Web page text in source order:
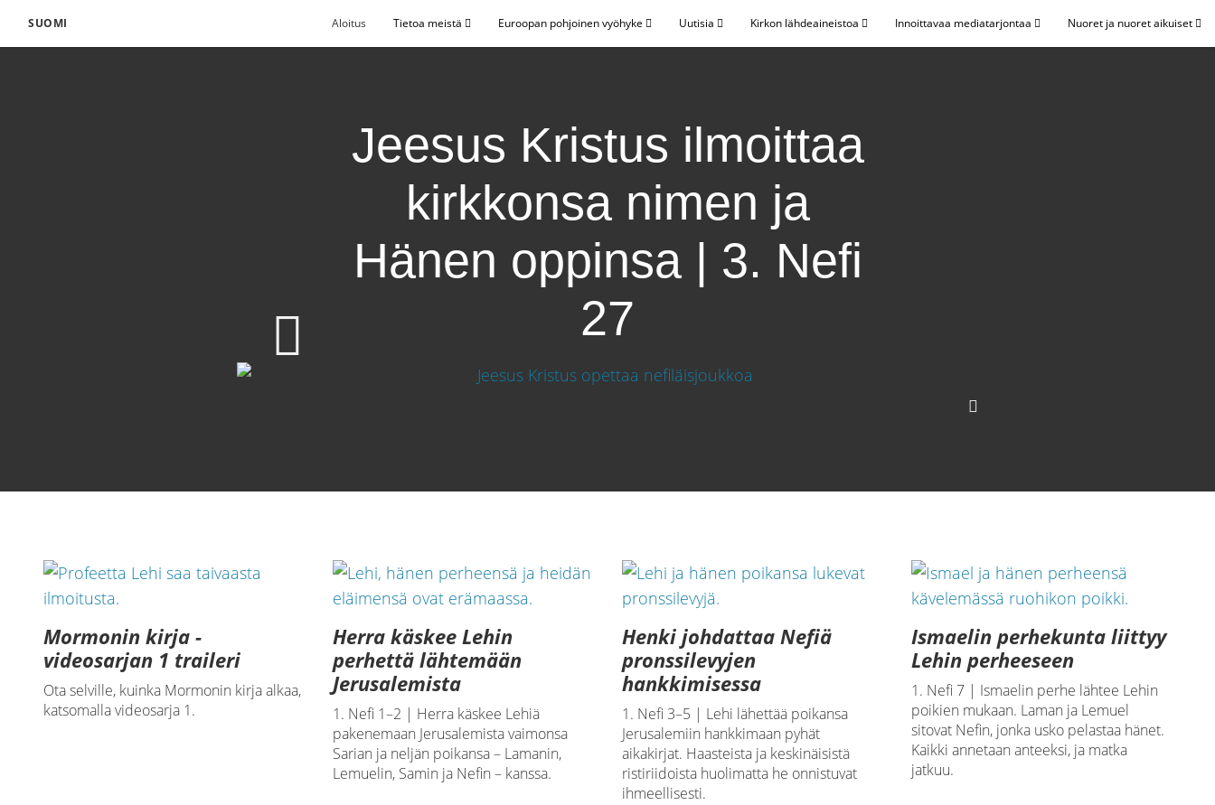
SUOMI Aloitus Tietoa meistä Euroopan pohjoinen vyöhyke Uutisia Kirkon lähdeaineistoa Innoittavaa mediatarjontaa Nuoret ja nuoret aikuiset
Jeesus Kristus ilmoittaa
kirkkonsa nimen ja
Hänen oppinsa | 3. Nefi
27
Mormonin kirja -
videosarjan 1 traileri
Ota selville, kuinka Mormonin kirja alkaa,
katsomalla videosarja 1.
Herra käskee Lehin
perhettä lähtemään
Jerusalemista
1. Nefi 1–2 | Herra käskee Lehiä
pakenemaan Jerusalemista vaimonsa
Sarian ja neljän poikansa – Lamanin,
Lemuelin, Samin ja Nefin – kanssa.
Henki johdattaa Nefiä
pronssilevyjen
hankkimisessa
1. Nefi 3–5 | Lehi lähettää poikansa
Jerusalemiin hankkimaan pyhät
aikakirjat. Haasteista ja keskinäisistä
ristiriidoista huolimatta he onnistuvat
ihmeellisesti.
Ismaelin perhekunta liittyy
Lehin perheeseen
1. Nefi 7 | Ismaelin perhe lähtee Lehin
poikien mukaan. Laman ja Lemuel
sitovat Nefin, jonka usko pelastaa hänet.
Kaikki annetaan anteeksi, ja matka
jatkuu.